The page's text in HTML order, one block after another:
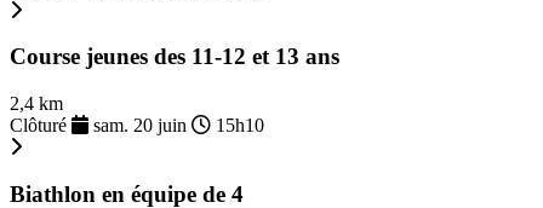
Course jeunes des 11-12 et 13 ans
2,4 km
Clôturé
sam. 20 juin 15h10
Biathlon en équipe de 4